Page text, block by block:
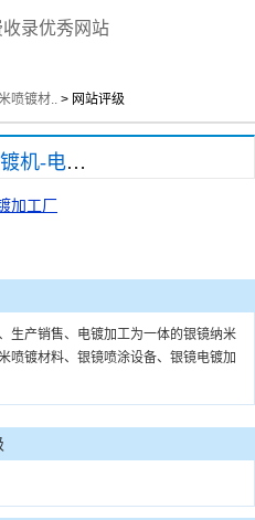
收录优秀网站
喷镀材.. > 网站评级
纳米喷镀材料|设备-纳米喷镀机-电镀加工厂
加工厂
生产销售、电镀加工为一体的银镜纳米
喷镀材料、银镜喷涂设备、银镜电镀加